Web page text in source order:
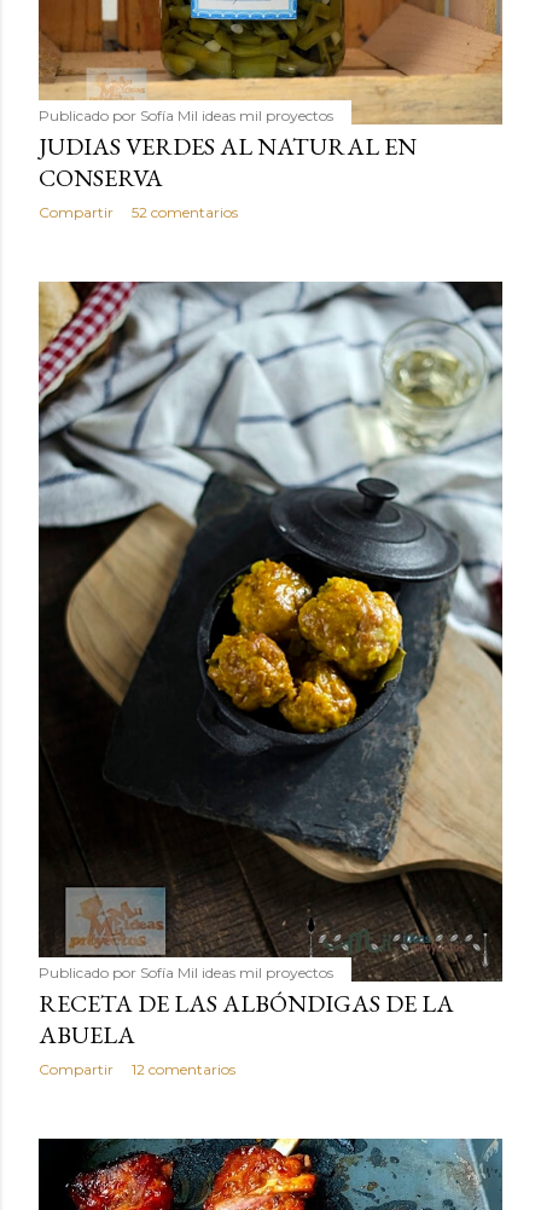
Publicado por Sofía Mil ideas mil proyectos
JUDIAS VERDES AL NATURAL EN
CONSERVA
Compartir 52 comentarios
Publicado por Sofía Mil ideas mil proyectos
RECETA DE LAS ALBÓNDIGAS DE LA
ABUELA
Compartir 12 comentarios